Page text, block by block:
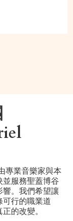
專業音樂家與本
並服務聖蓋博谷
響。我們希望讓
可行的職業道
的改變。